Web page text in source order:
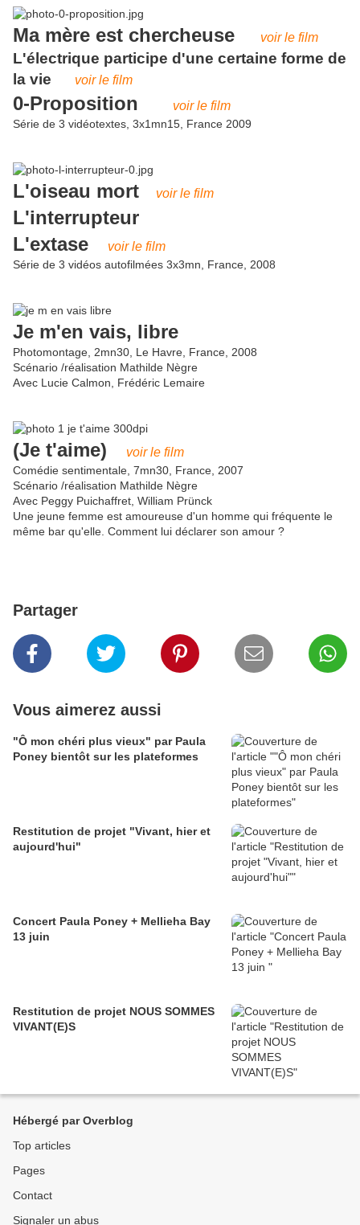
Ma mère est chercheuse voir le film
L'électrique participe d'une certaine forme de
la vie
voir le film
0-Proposition voir le film
Série de 3 vidéotextes, 3x1mn15, France 2009
L'oiseau mort voir le film
L'interrupteur
L'extase
voir le film
Série de 3 vidéos autofilmées 3x3mn, France, 2008
Je m'en vais, libre
Photomontage, 2mn30, Le Havre, France, 2008
Scénario /réalisation Mathilde Nègre
Avec Lucie Calmon, Frédéric Lemaire
(Je t'aime) voir le film
Comédie sentimentale, 7mn30, France, 2007
Scénario /réalisation Mathilde Nègre
Avec Peggy Puichaffret, William Prünck
Une jeune femme est amoureuse d'un homme qui fréquente le
même bar qu'elle. Comment lui déclarer son amour ?
Partager
Vous aimerez aussi
"Ô mon chéri plus vieux" par Paula
Poney bientôt sur les plateformes
Restitution de projet "Vivant, hier et
aujourd'hui"
Concert Paula Poney + Mellieha Bay
13 juin
Restitution de projet NOUS SOMMES
VIVANT(E)S
Hébergé par Overblog
Top articles
Pages
Contact
Signaler un abus